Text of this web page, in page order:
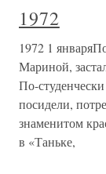
1972
1972 1
Мариной,
По-
посидели,
знаменитом
в «Таньке,